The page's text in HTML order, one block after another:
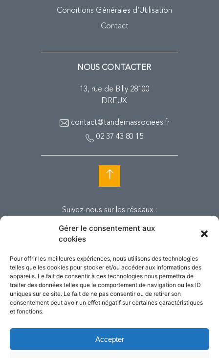
Gérer le consentement aux
cookies
Pour offrir les meilleures expériences, nous utilisons des technologies
telles que les cookies pour stocker et/ou accéder aux informations des
appareils. Le fait de consentir à ces technologies nous permettra de
traiter des données telles que le comportement de navigation ou les ID
uniques sur ce site. Le fait de ne pas consentir ou de retirer son
consentement peut avoir un effet négatif sur certaines caractéristiques
et fonctions.
Accepter
Conditions Générales d’Utilisation
Contact
NOUS CONTACTER
13, rue de Billy 28100
DREUX
contact@tandemassociees.fr
02 37 43 80 15
Suivez-nous sur les réseaux :